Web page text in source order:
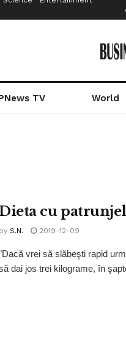
TV World
cu patrunjel
by S.N. 2019-12-09
vrei să slăbeşti rapid
dai jos trei kilograme, în